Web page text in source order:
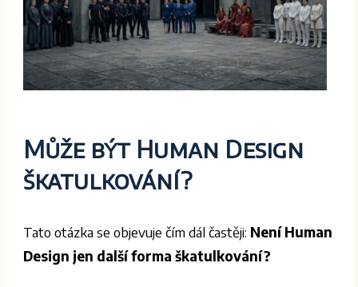
Může být Human Design
škatulkování?
Tato otázka se objevuje čím dál častěji: Není Human
Design jen další forma škatulkování?